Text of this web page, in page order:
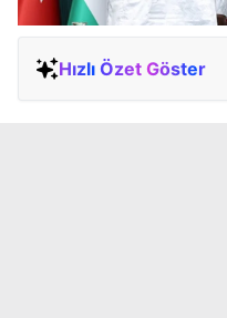
Hızlı Özet Göster